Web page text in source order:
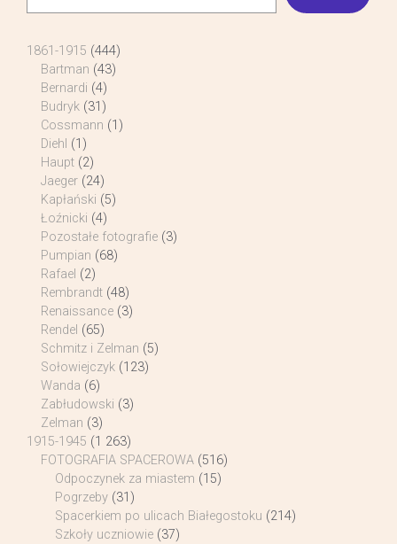
1861-1915 (444)
Bartman (43)
Bernardi (4)
Budryk (31)
Cossmann (1)
Diehl (1)
Haupt (2)
Jaeger (24)
Kapłański (5)
Łoźnicki (4)
Pozostałe fotografie (3)
Pumpian (68)
Rafael (2)
Rembrandt (48)
Renaissance (3)
Rendel (65)
Schmitz i Zelman (5)
Sołowiejczyk (123)
Wanda (6)
Zabłudowski (3)
Zelman (3)
1915-1945 (1 263)
FOTOGRAFIA SPACEROWA (516)
Odpoczynek za miastem (15)
Pogrzeby (31)
Spacerkiem po ulicach Białegostoku (214)
Szkoły uczniowie (37)